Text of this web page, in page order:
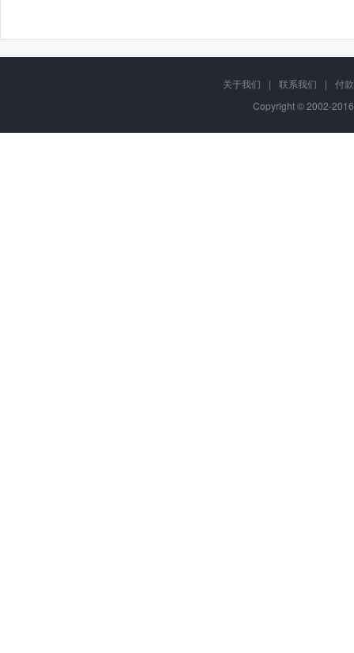
关于我们 | 联系我们 |
付
Copyright © 2002-